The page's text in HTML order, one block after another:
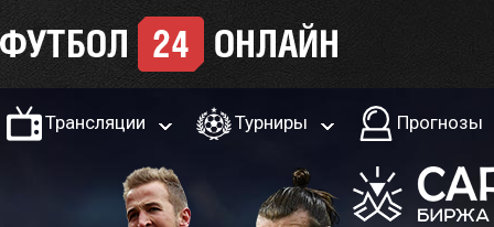
Трансляции Турниры Прогнозы